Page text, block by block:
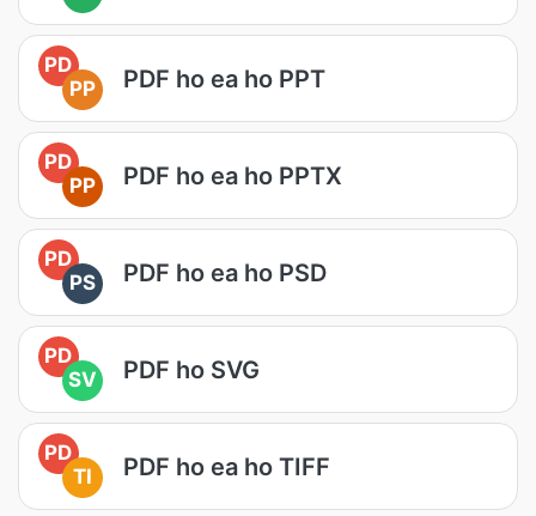
PD
PP
PDF ho ea ho PPT
PD
PP
PDF ho ea ho PPTX
PD
PS
PDF ho ea ho PSD
PD
SV
PDF ho SVG
PD
TI
PDF ho ea ho TIFF